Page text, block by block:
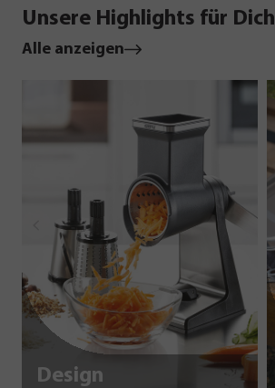
Unsere Highlights für Dich
Alle anzeigen
Design